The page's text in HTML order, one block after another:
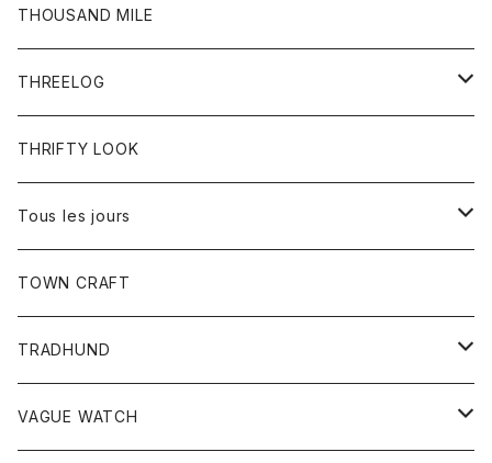
ワンピース
コート
ジーンズ
ショートパンツ
トップス
Tシャツ
THOUSAND MILE
THREELOG
トップス
Tシャツ
THRIFTY LOOK
Tous les jours
トップス
レディース
カットソー
TOWN CRAFT
TRADHUND
セーター
VAGUE WATCH